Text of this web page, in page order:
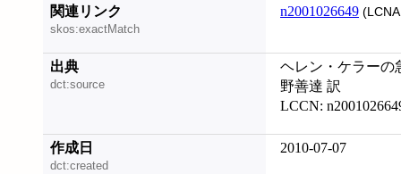
関連リンク
skos:exactMatch
n2001026649
出典
dct:source
ヘレン・ケラーの
野善達 訳
LCCN:
作成日
dct:created
2010-07-07